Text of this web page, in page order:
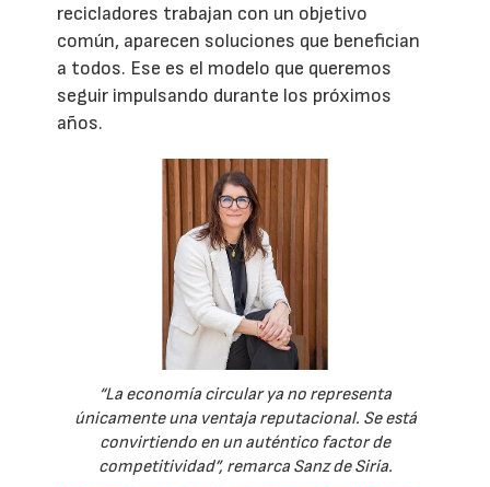
recicladores trabajan con un objetivo
común, aparecen soluciones que benefician
a todos. Ese es el modelo que queremos
seguir impulsando durante los próximos
años.
“La economía circular ya no representa
únicamente una ventaja reputacional. Se está
convirtiendo en un auténtico factor de
competitividad”, remarca Sanz de Siria.